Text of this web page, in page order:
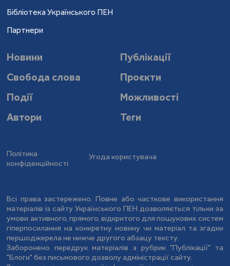
Бібліотека Українського ПЕН
Партнери
Новини
Публікації
Свобода слова
Проєкти
Події
Можливості
Автори
Теги
Політика
конфіденційності
Угода користувача
Всі права застережено. Повне або часткове використання
матеріалів із сайту Українського ПЕН дозволяється тільки за
умови активного, прямого, відкритого для пошукових систем
гіперпосилання на конкретну новину чи матеріал та згадки
першоджерела не нижче другого абзацу тексту.
Заборонено передрук матеріалів з рубрик "Публікації" та
"Блоги" без письмового дозволу адміністрації сайту.